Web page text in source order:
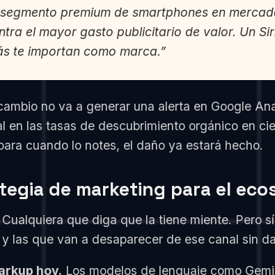
premium de smartphones en
el mayor gasto publicitario de valor. Un
te importan como marca.”
no va a generar una alerta en Google
en las tasas de descubrimiento orgánico en
cuando lo notes, el daño ya estará hecho.
de marketing para el
que diga que la tiene miente.
las que van a desaparecer de ese canal sin
hoy. Los modelos de lenguaje como